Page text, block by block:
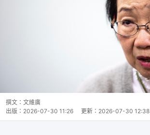
撰文： 文維廣
出版： 2026-07-30 11:26 更新： 2026-07-30 12:38